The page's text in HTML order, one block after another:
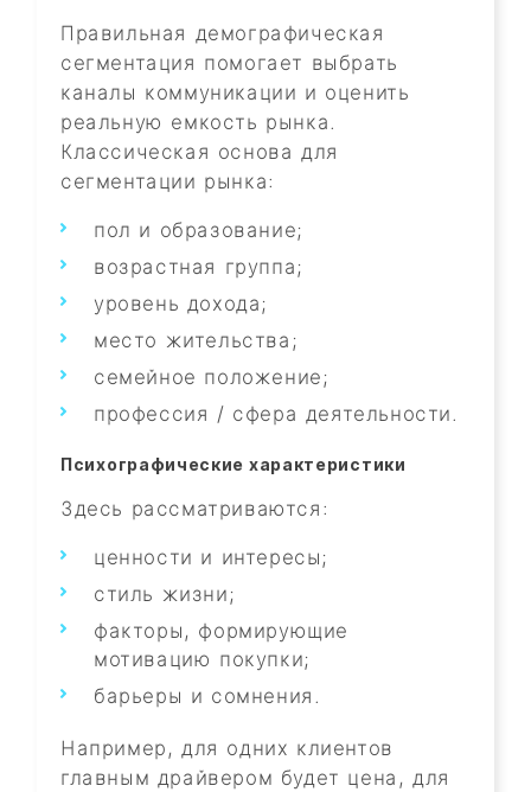
Правильная демографическая
сегментация помогает выбрать
каналы коммуникации и оценить
реальную емкость рынка.
Классическая основа для
сегментации рынка:
пол и образование;
возрастная группа;
уровень дохода;
место жительства;
семейное положение;
профессия / сфера деятельности.
Психографические характеристики
Здесь рассматриваются:
ценности и интересы;
стиль жизни;
факторы, формирующие
мотивацию покупки;
барьеры и сомнения.
Например, для одних клиентов
главным драйвером будет цена, для